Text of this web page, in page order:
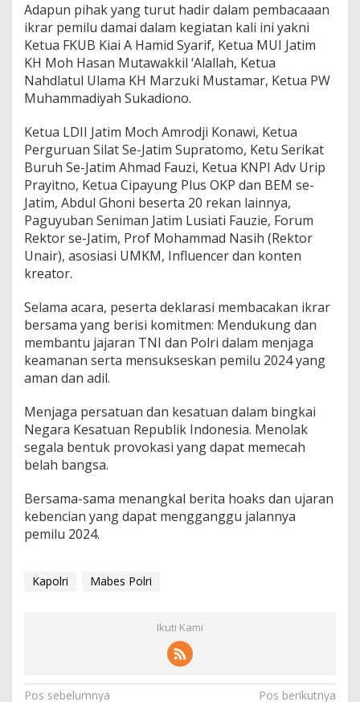
Adapun pihak yang turut hadir dalam pembacaaan
ikrar pemilu damai dalam kegiatan kali ini yakni
Ketua FKUB Kiai A Hamid Syarif, Ketua MUI Jatim
KH Moh Hasan Mutawakkil ‘Alallah, Ketua
Nahdlatul Ulama KH Marzuki Mustamar, Ketua PW
Muhammadiyah Sukadiono.
Ketua LDII Jatim Moch Amrodji Konawi, Ketua
Perguruan Silat Se-Jatim Supratomo, Ketu Serikat
Buruh Se-Jatim Ahmad Fauzi, Ketua KNPI Adv Urip
Prayitno, Ketua Cipayung Plus OKP dan BEM se-
Jatim, Abdul Ghoni beserta 20 rekan lainnya,
Paguyuban Seniman Jatim Lusiati Fauzie, Forum
Rektor se-Jatim, Prof Mohammad Nasih (Rektor
Unair), asosiasi UMKM, Influencer dan konten
kreator.
Selama acara, peserta deklarasi membacakan ikrar
bersama yang berisi komitmen: Mendukung dan
membantu jajaran TNI dan Polri dalam menjaga
keamanan serta mensukseskan pemilu 2024 yang
aman dan adil.
Menjaga persatuan dan kesatuan dalam bingkai
Negara Kesatuan Republik Indonesia. Menolak
segala bentuk provokasi yang dapat memecah
belah bangsa.
Bersama-sama menangkal berita hoaks dan ujaran
kebencian yang dapat mengganggu jalannya
pemilu 2024.
Kapolri Mabes Polri
Ikuti Kami
Pos sebelumnya Pos berikutnya